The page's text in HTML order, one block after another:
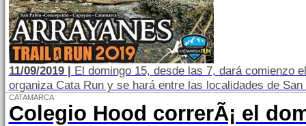
11/09/2019 | El domingo 15, desde las 7, dará comienzo
organiza Cata Run y se hará entre las localidades de
CATAMARCA
Colegio Hood correrÃ¡ el